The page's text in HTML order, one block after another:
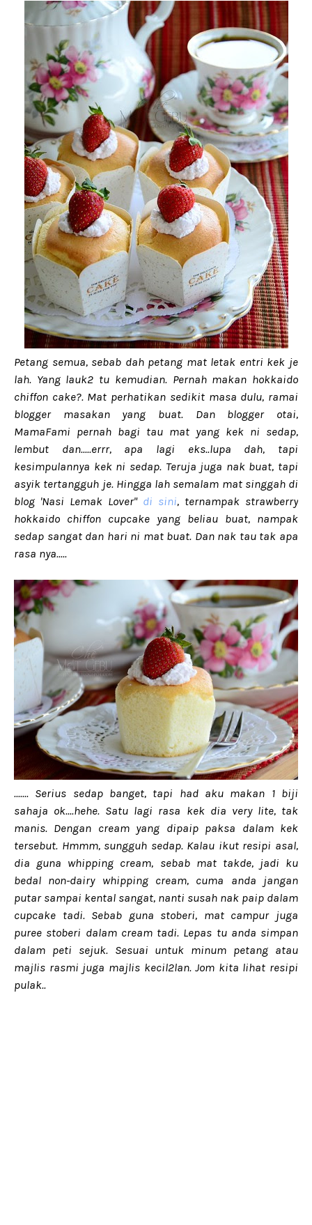
Petang semua, sebab dah petang mat letak entri kek je
lah. Yang lauk2 tu kemudian. Pernah makan hokkaido
chiffon cake?. Mat perhatikan sedikit masa dulu, ramai
blogger masakan yang buat. Dan blogger otai,
MamaFami pernah bagi tau mat yang kek ni sedap,
lembut dan.....errr, apa lagi eks..lupa dah, tapi
kesimpulannya kek ni sedap. Teruja juga nak buat, tapi
asyik tertangguh je. Hingga lah semalam mat singgah di
blog 'Nasi Lemak Lover" di sini, ternampak strawberry
hokkaido chiffon cupcake yang beliau buat, nampak
sedap sangat dan hari ni mat buat. Dan nak tau tak apa
rasa nya.....
....... Serius sedap banget, tapi had aku makan 1 biji
sahaja ok....hehe. Satu lagi rasa kek dia very lite, tak
manis. Dengan cream yang dipaip paksa dalam kek
tersebut. Hmmm, sungguh sedap. Kalau ikut resipi asal,
dia guna whipping cream, sebab mat takde, jadi ku
bedal non-dairy whipping cream, cuma anda jangan
putar sampai kental sangat, nanti susah nak paip dalam
cupcake tadi. Sebab guna stoberi, mat campur juga
puree stoberi dalam cream tadi. Lepas tu anda simpan
dalam peti sejuk. Sesuai untuk minum petang atau
majlis rasmi juga majlis kecil2lan. Jom kita lihat resipi
pulak..